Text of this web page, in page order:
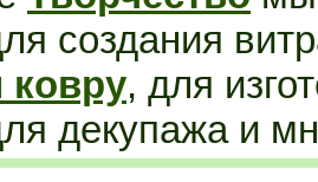
создания
ковру, для
декупажа и